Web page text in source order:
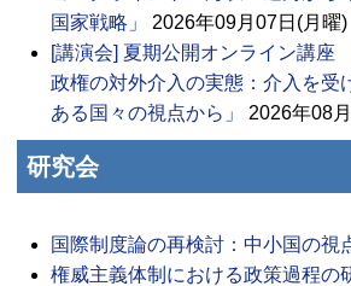
国家戦略」
2026年09月07日(月曜)
[講演会] 夏期公開オンライン講
政権の対外介入の実態：介入を受
ある国々の視点から」
2026年08
研究会
国際制度論の再検討：中小国の視
権威主義体制における政策過程の